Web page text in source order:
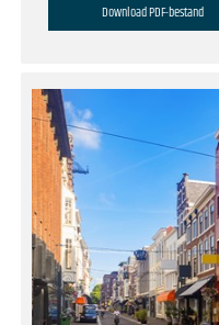
Download PDF-bestand